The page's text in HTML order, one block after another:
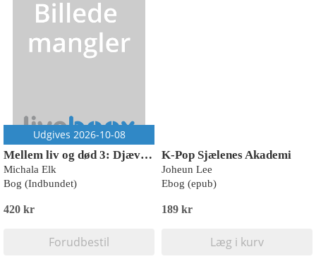
Udgives 2026-10-08
Mellem liv og død 3: Djævlen
Michala Elk
Bog (Indbundet)
420 kr
Forudbestil
K-Pop Sjælenes Akademi
Joheun Lee
Ebog (epub)
189 kr
Læg i kurv